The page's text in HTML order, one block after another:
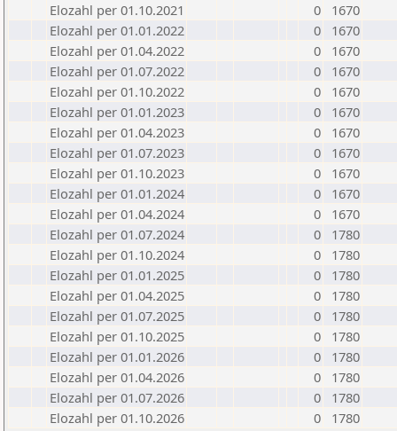
Elozahl per 01.10.2021
0
1670
Elozahl per 01.01.2022
0
1670
Elozahl per 01.04.2022
0
1670
Elozahl per 01.07.2022
0
1670
Elozahl per 01.10.2022
0
1670
Elozahl per 01.01.2023
0
1670
Elozahl per 01.04.2023
0
1670
Elozahl per 01.07.2023
0
1670
Elozahl per 01.10.2023
0
1670
Elozahl per 01.01.2024
0
1670
Elozahl per 01.04.2024
0
1670
Elozahl per 01.07.2024
0
1780
Elozahl per 01.10.2024
0
1780
Elozahl per 01.01.2025
0
1780
Elozahl per 01.04.2025
0
1780
Elozahl per 01.07.2025
0
1780
Elozahl per 01.10.2025
0
1780
Elozahl per 01.01.2026
0
1780
Elozahl per 01.04.2026
0
1780
Elozahl per 01.07.2026
0
1780
Elozahl per 01.10.2026
0 1780